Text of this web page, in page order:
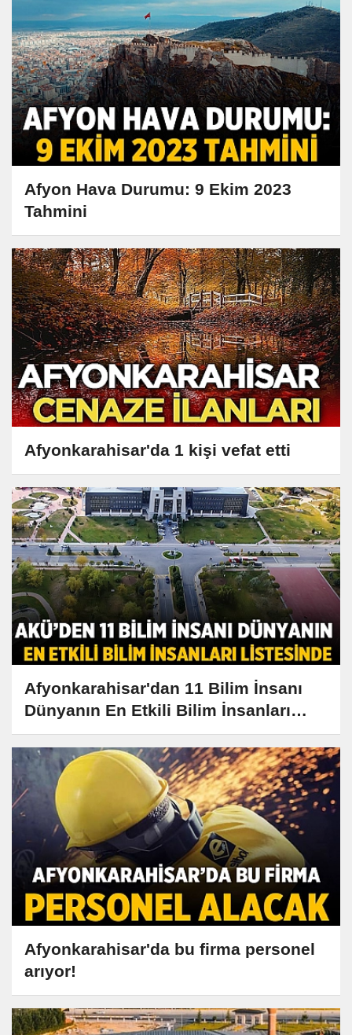
Afyon Hava Durumu: 9 Ekim 2023
Tahmini
Afyonkarahisar'da 1 kişi vefat etti
Afyonkarahisar'dan 11 Bilim İnsanı
Dünyanın En Etkili Bilim İnsanları
Listesine Girdi
Afyonkarahisar'da bu firma personel
arıyor!